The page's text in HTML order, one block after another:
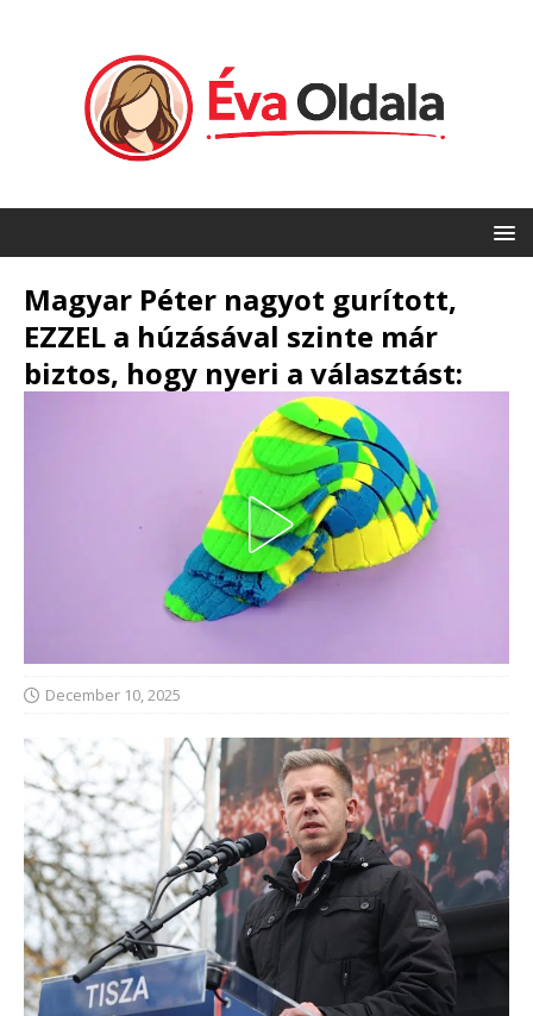
Magyar Péter nagyot gurított,
EZZEL a húzásával szinte már
biztos, hogy nyeri a választást:
December 10, 2025